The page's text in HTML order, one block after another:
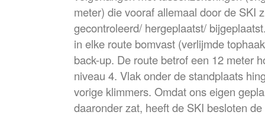
meter) die vooraf allemaal door de SKI
gecontroleerd/ hergeplaatst/
in elke route bomvast (verlijmde
back-up. De route betrof een 12 meter
niveau 4. Vlak onder de standplaats
vorige klimmers. Omdat ons eigen
daaronder zat, heeft de SKI besloten